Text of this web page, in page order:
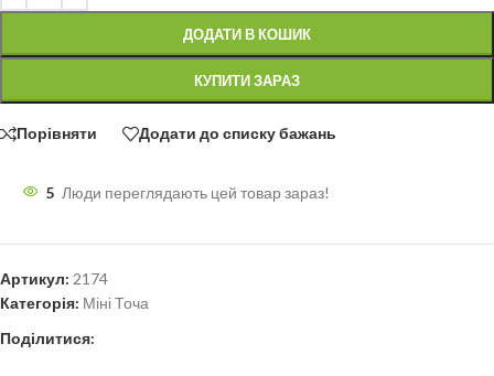
ДОДАТИ В КОШИК
КУПИТИ ЗАРАЗ
Порівняти Додати до списку бажань
5 Люди переглядають цей товар зараз!
Артикул: 2174
Категорія: Міні Точа
Поділитися: